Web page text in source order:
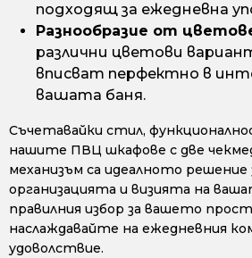
подходящ за ежедневна
Разнообразие от
различни цветови
вписват перфектно в
вашата баня.
Съчетавайки стил,
нашите ПВЦ шкафове с две
механизъм са идеалното решение
организацията и визията на
правилния избор за вашето
наслаждавайте на ежедневния
удоволствие.